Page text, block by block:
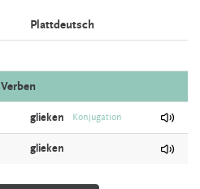
Plattdeutsch
Verben
glieken Konjugation
glieken